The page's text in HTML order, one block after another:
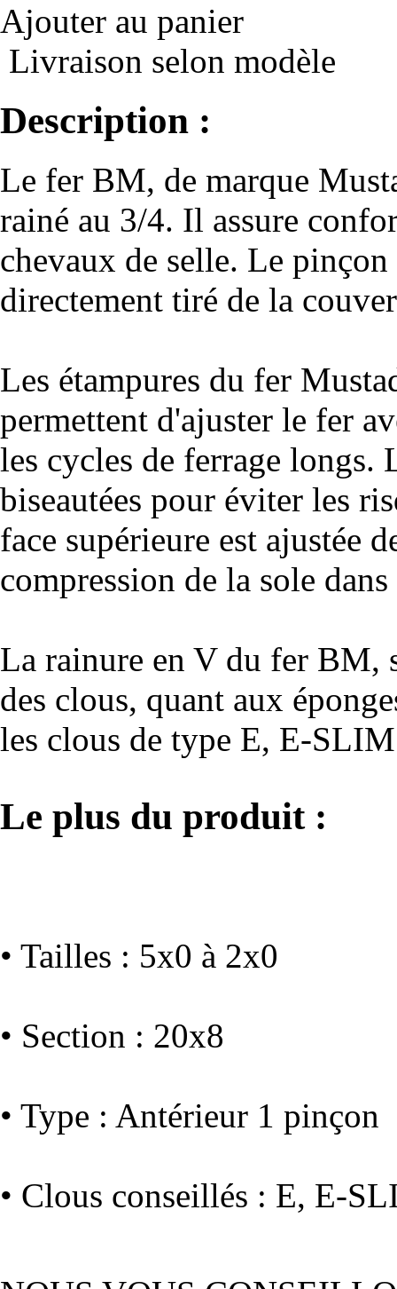
Ajouter au panier
Livraison selon modèle
Description :
Le fer BM, de marque
rainé au 3/4. Il assure
chevaux de selle. Le
directement tiré de la
Les étampures du fer
permettent d'ajuster le fer
les cycles de ferrage longs.
biseautées pour éviter les
face supérieure est ajustée
compression de la sole
La rainure en V du fer BM,
des clous, quant aux
les clous de type E, E-
Le plus du produit :
• Tailles : 5x0 à 2x0
• Section : 20x8
• Type : Antérieur 1 pinçon
• Clous conseillés : E, E-